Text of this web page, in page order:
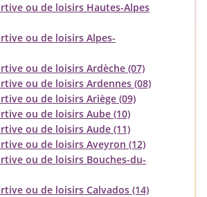
ou de loisirs Hautes-Alpes
ou de loisirs Alpes-
ou de loisirs Ardèche (07)
ou de loisirs Ardennes (08)
ou de loisirs Ariège (09)
ou de loisirs Aube (10)
ou de loisirs Aude (11)
ou de loisirs Aveyron (12)
ou de loisirs Bouches-du-
ou de loisirs Calvados (14)